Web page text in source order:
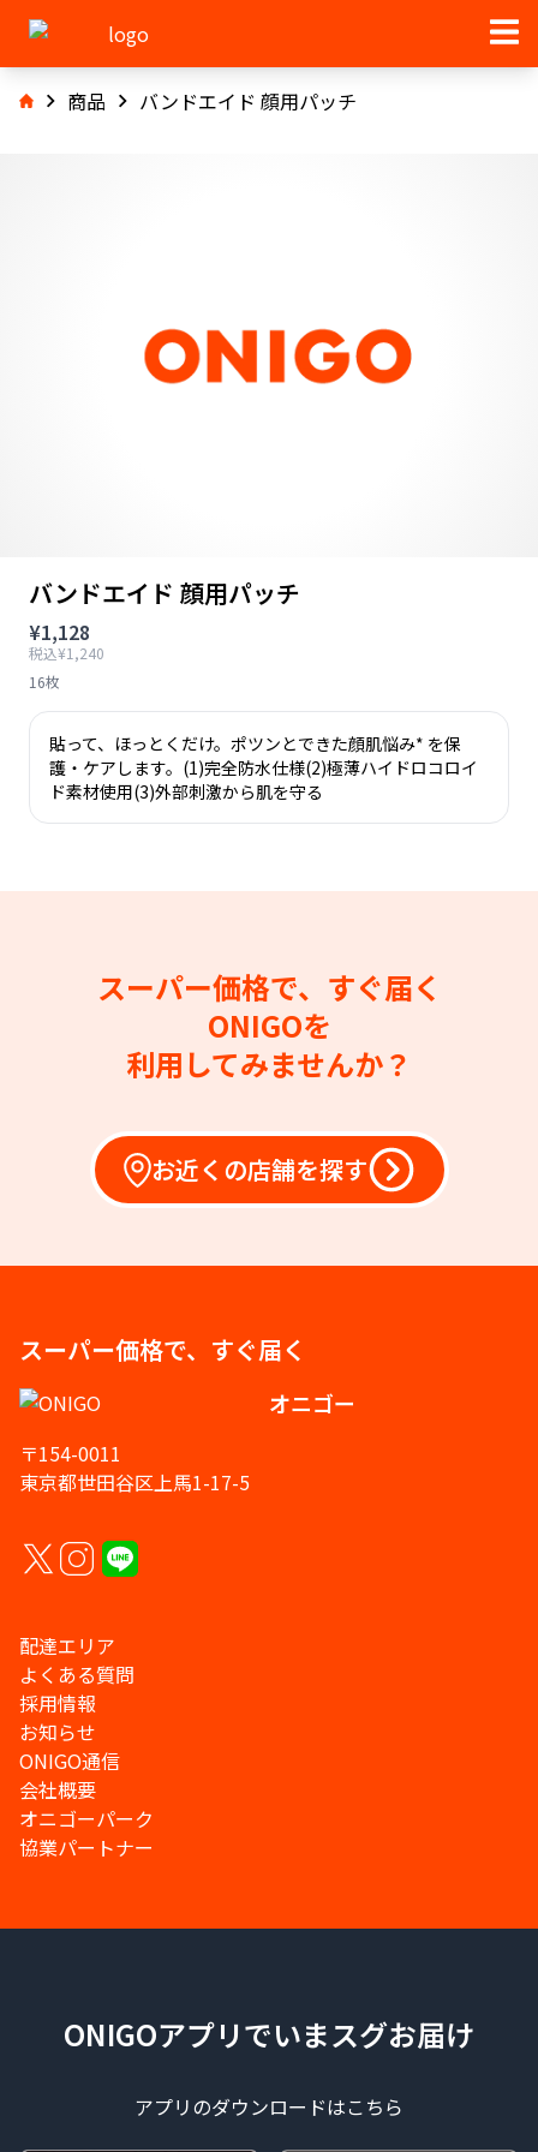
商品 バンドエイド 顔用パッチ
バンドエイド 顔用パッチ
¥1,128
税込¥1,240
16枚
貼って、ほっとくだけ。ポツンとできた顔肌悩み* を保
護・ケアします。(1)完全防水仕様(2)極薄ハイドロコロイ
ド素材使用(3)外部刺激から肌を守る
スーパー価格で、すぐ届く
ONIGOを
利用してみませんか？
お近くの店舗を探す
スーパー価格で、すぐ届く
オニゴー
〒154-0011
東京都世田谷区上馬1-17-5
配達エリア
よくある質問
採用情報
お知らせ
ONIGO通信
会社概要
オニゴーパーク
協業パートナー
ONIGOアプリでいまスグお届け
アプリのダウンロードはこちら